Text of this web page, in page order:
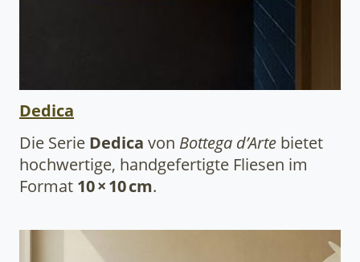
Dedica
Die Serie Dedica von Bottega d’Arte bietet
hochwertige, handgefertigte Fliesen im
Format 10 × 10 cm.